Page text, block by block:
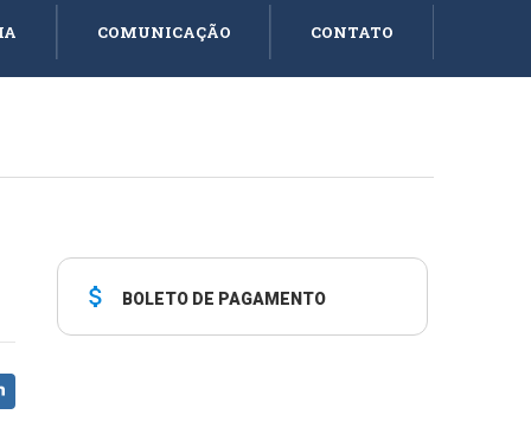
COMUNICAÇÃO CONTATO
attach_money BOLETO DE PAGAMENTO